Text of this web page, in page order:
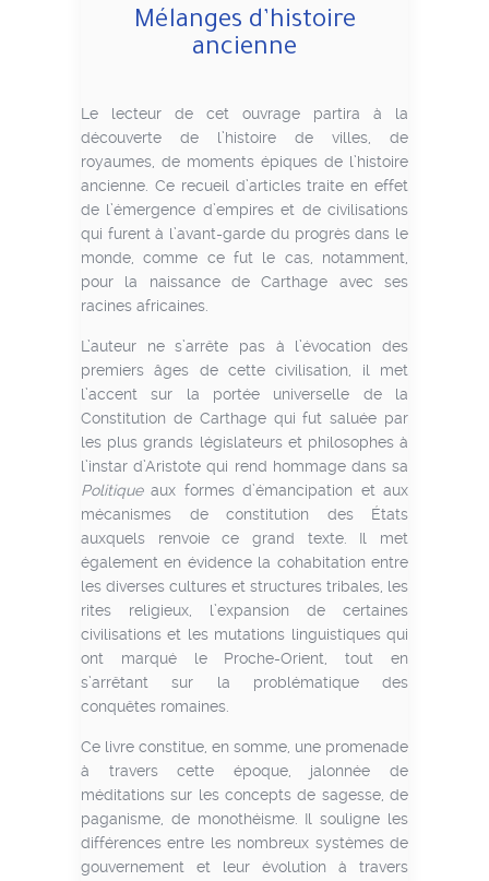
Mélanges d’histoire
ancienne
Le lecteur de cet ouvrage partira à la
découverte de l’histoire de villes, de
royaumes, de moments épiques de l’histoire
ancienne. Ce recueil d’articles traite en effet
de l’émergence d’empires et de civilisations
qui furent à l’avant-garde du progrès dans le
monde, comme ce fut le cas, notamment,
pour la naissance de Carthage avec ses
racines africaines.
L’auteur ne s’arrête pas à l’évocation des
premiers âges de cette civilisation, il met
l’accent sur la portée universelle de la
Constitution de Carthage qui fut saluée par
les plus grands législateurs et philosophes à
l’instar d’Aristote qui rend hommage dans sa
Politiqueaux formes d’émancipation et aux
mécanismes de constitution des États
auxquels renvoie ce grand texte. Il met
également en évidence la cohabitation entre
les diverses cultures et structures tribales, les
rites religieux, l’expansion de certaines
civilisations et les mutations linguistiques qui
ont marqué le Proche-Orient, tout en
s’arrêtant sur la problématique des
conquêtes romaines.
Ce livre constitue, en somme, une promenade
à travers cette époque, jalonnée de
méditations sur les concepts de sagesse, de
paganisme, de monothéisme. Il souligne les
différences entre les nombreux systèmes de
gouvernement et leur évolution à travers